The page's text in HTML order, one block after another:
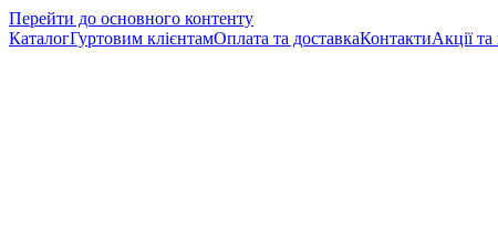
Перейти до основного контенту
КаталогГуртовим клієнтамОплата та доставкаКонтактиАкції